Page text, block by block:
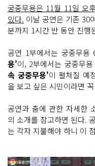
궁중무용은 11월 11일 오
있다. 이날 공연은 기존 30
분까지 1시간 반 동안 진행
공연 1부에서는 궁중무용
용'이, 2부에서는 궁중무
속 궁중무용'이 펼쳐질 예
을 보고 싶은 시민이라면
공연과 춤에 관한 자세한
의 소개를 참고하면 된다.
는 각자 지불해야 하니 이